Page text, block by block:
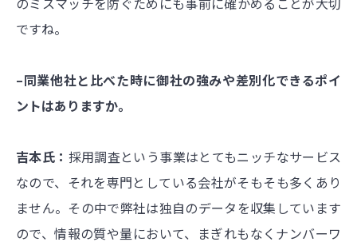
ですね。
–同業他社と比べた時に御社の強みや差別化できるポイ
ントはありますか。
吉本氏： 採用調査という事業はとてもニッチなサービス
なので、それを専門としている会社がそもそも多くあり
ません。その中で弊社は独自のデータを収集しています
ので、情報の質や量において、まぎれもなくナンバーワ